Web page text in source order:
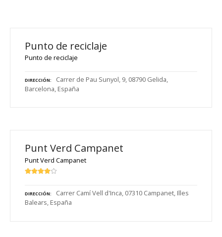
Punto de reciclaje
Punto de reciclaje
DIRECCIÓN
Carrer de Pau Sunyol, 9, 08790 Gelida,
Barcelona, España
Punt Verd Campanet
Punt Verd Campanet
DIRECCIÓN
Carrer Camí Vell d'Inca, 07310 Campanet, Illes
Balears, España